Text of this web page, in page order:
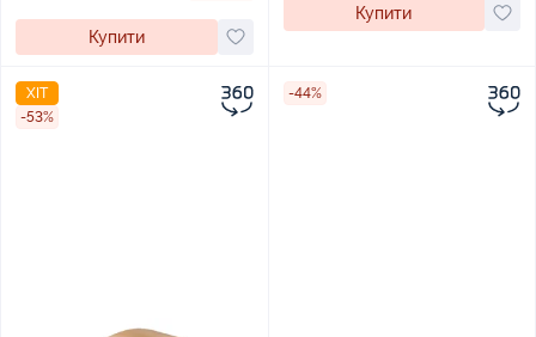
Купити
Купити
ХІТ
-53%
-44%